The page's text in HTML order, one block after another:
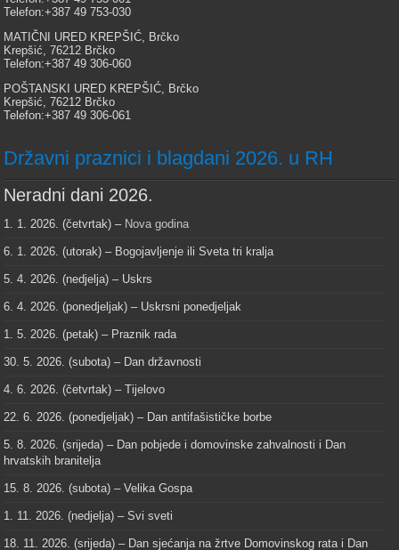
Telefon:+387 49 753-030
MATIČNI URED KREPŠIĆ, Brčko
Krepšić, 76212 Brčko
Telefon:+387 49 306-060
POŠTANSKI URED KREPŠIĆ, Brčko
Krepšić, 76212 Brčko
Telefon:+387 49 306-061
Državni praznici i blagdani 2026. u RH
Neradni dani 2026.
1. 1. 2026. (četvrtak) – Nova godina
6. 1. 2026. (utorak) – Bogojavljenje ili Sveta tri kralja
5. 4. 2026. (nedjelja) – Uskrs
6. 4. 2026. (ponedjeljak) – Uskrsni ponedjeljak
1. 5. 2026. (petak) – Praznik rada
30. 5. 2026. (subota) – Dan državnosti
4. 6. 2026. (četvrtak) – Tijelovo
22. 6. 2026. (ponedjeljak) – Dan antifašističke borbe
5. 8. 2026. (srijeda) – Dan pobjede i domovinske zahvalnosti i Dan
hrvatskih branitelja
15. 8. 2026. (subota) – Velika Gospa
1. 11. 2026. (nedjelja) – Svi sveti
18. 11. 2026. (srijeda) – Dan sjećanja na žrtve Domovinskog rata i Dan